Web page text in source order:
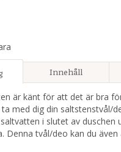
Innehåll
är känt för att det är bra
med dig din saltstenstvål/
i slutet av duschen
Denna tvål/deo kan du